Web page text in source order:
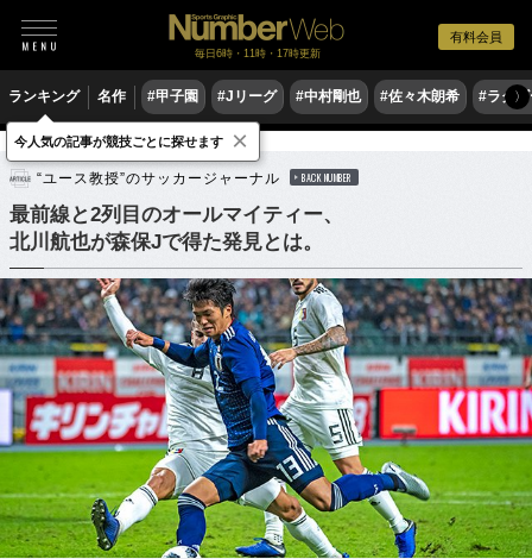
有料会員
毎日6時・11時・17時更新
ランキング 名作 #甲子園 #Jリーグ #中村剛也 #佐々木朗希 #ラグ〉
サッカー サッカー日本代表
“ユース教授”のサッカージャーナル BACK NUMBER
最前線と2列目のオールマイティー、
北川航也が森保Jで得た発見とは。
今人気の記事が競技ごとに探せます ×